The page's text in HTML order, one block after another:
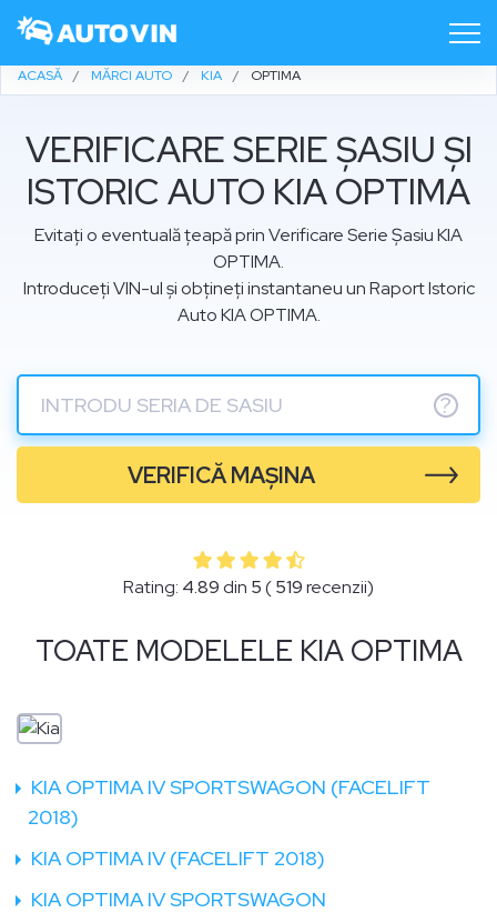
ACASĂ MĂRCI AUTO KIA OPTIMA
VERIFICARE SERIE ȘASIU ȘI
ISTORIC AUTO KIA OPTIMA
Evitați o eventuală țeapă prin Verificare Serie Șasiu KIA
OPTIMA.
Introduceți VIN-ul și obțineți instantaneu un Raport Istoric
Auto KIA OPTIMA.
?
VERIFICĂ MAȘINA
Rating: 4.89 din 5(519recenzii)
TOATE MODELELE KIA OPTIMA
KIA OPTIMA IV SPORTSWAGON (FACELIFT
2018)
KIA OPTIMA IV (FACELIFT 2018)
KIA OPTIMA IV SPORTSWAGON